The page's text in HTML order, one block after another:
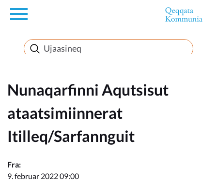
en
Innuttaasunut
Inuussutissarsiorneq
Politikki
Takornariat
Nunaqarfinni Aqutsisut
ataatsimiinnerat
Itilleq/Sarfannguit
Fra:
9. februar 2022 09:00